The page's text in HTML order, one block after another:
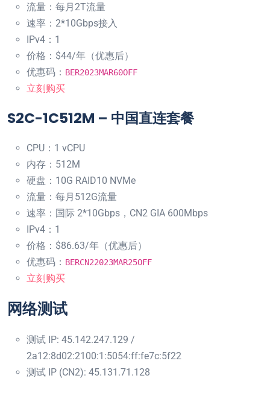
流量：每月2T流量
速率：2*10Gbps接入
IPv4：1
价格：$44/年（优惠后）
优惠码： BER2023MAR60OFF
立刻购买
S2C-1C512M – 中国直连套餐
CPU：1 vCPU
内存：512M
硬盘：10G RAID10 NVMe
流量：每月512G流量
速率：国际 2*10Gbps，CN2 GIA 600Mbps
IPv4：1
价格：$86.63/年（优惠后）
优惠码： BERCN22023MAR25OFF
立刻购买
网络测试
测试 IP: 45.142.247.129 /
2a12:8d02:2100:1:5054:ff:fe7c:5f22
测试 IP (CN2): 45.131.71.128